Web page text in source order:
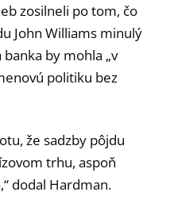
zosilneli po tom, čo
John Williams minulý
by mohla „v
politiku bez
že sadzby pôjdu
trhu, aspoň
dodal Hardman.